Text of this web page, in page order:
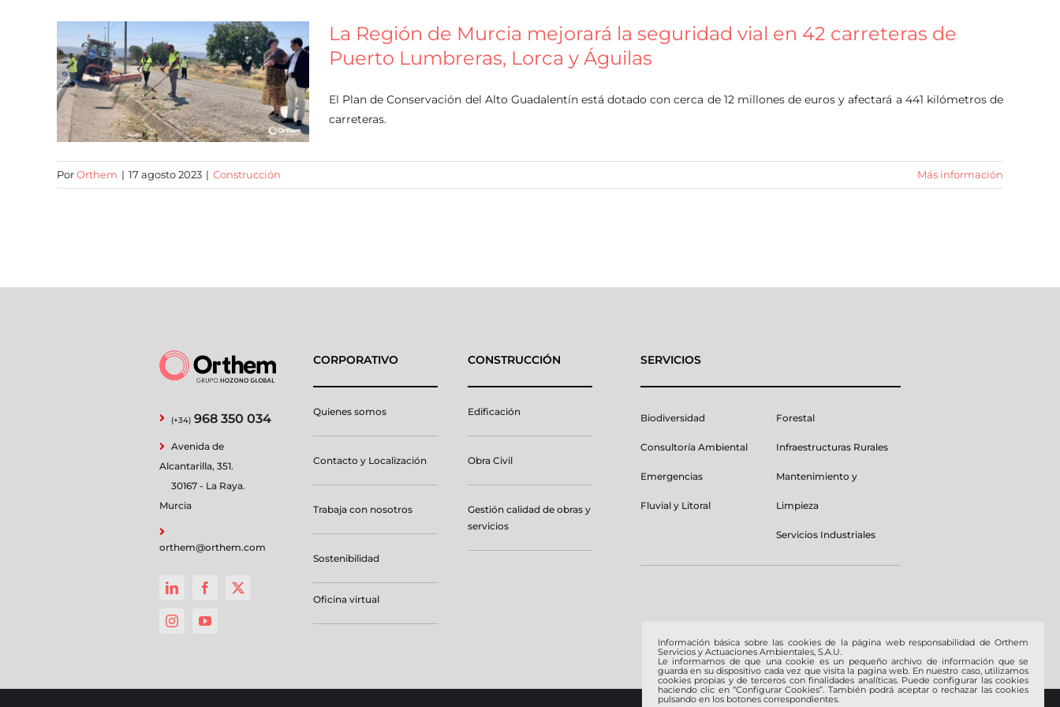
La Región de Murcia mejorará la seguridad vial en 42 carreteras de
Puerto Lumbreras, Lorca y Águilas
El Plan de Conservación del Alto Guadalentín está dotado con cerca de 12 millones de euros y afectará a 441 kilómetros de
carreteras.
PorOrthem | 17 agosto 2023 | Construcción Más información
(+34) 968 350 034
Avenida de
Alcantarilla, 351.
30167 - La Raya.
Murcia
orthem@orthem.com
CORPORATIVO
Quienes somos
Contacto y Localización
Trabaja con nosotros
Sostenibilidad
Oficina virtual
CONSTRUCCIÓN
Edificación
Obra Civil
Gestión calidad de obras y
servicios
SERVICIOS
Biodiversidad
Consultoría Ambiental
Emergencias
Fluvial y Litoral
Forestal
Infraestructuras Rurales
Mantenimiento y
Limpieza
Servicios Industriales
Información básica sobre las cookies de la página web responsabilidad de Orthem
Servicios y Actuaciones Ambientales, S.A.U.
Le informamos de que una cookie es un pequeño archivo de información que se
guarda en su dispositivo cada vez que visita la pagina web. En nuestro caso, utilizamos
cookies propias y de terceros con finalidades analíticas. Puede configurar las cookies
haciendo clic en “Configurar Cookies”. También podrá aceptar o rechazar las cookies
pulsando en los botones correspondientes.